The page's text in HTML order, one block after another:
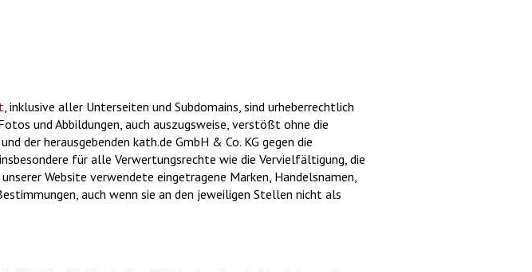
, inklusive aller Unterseiten und Subdomains, sind urheberrechtlich
und Abbildungen, auch auszugsweise, verstößt ohne die
der herausgebenden kath.de GmbH & Co. KG gegen die
für alle Verwertungsrechte wie die Vervielfältigung, die
Website verwendete eingetragene Marken, Handelsnamen,
auch wenn sie an den jeweiligen Stellen nicht als